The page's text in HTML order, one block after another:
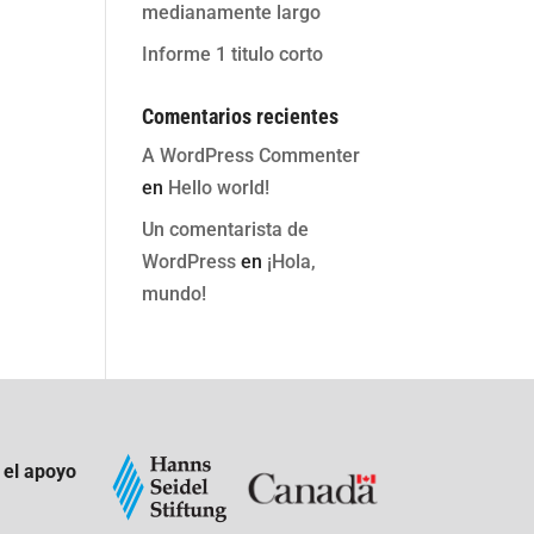
medianamente largo
Informe 1 titulo corto
Comentarios recientes
A WordPress Commenter
en Hello world!
Un comentarista de
WordPress en ¡Hola,
mundo!
el apoyo